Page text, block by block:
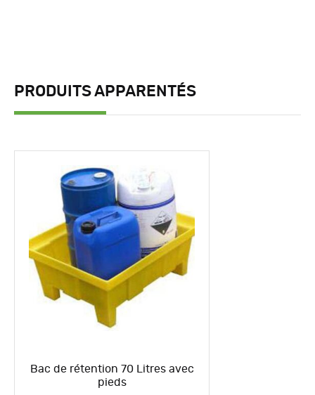
PRODUITS APPARENTÉS
Bac de rétention 70 Litres avec
pieds